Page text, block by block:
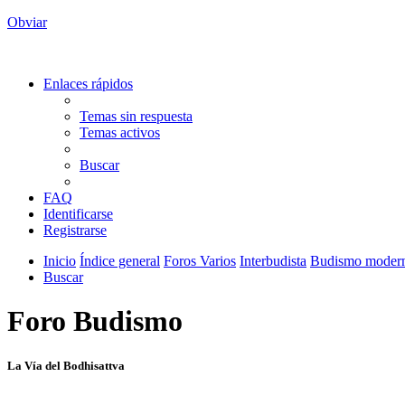
Obviar
Enlaces rápidos
Temas sin respuesta
Temas activos
Buscar
FAQ
Identificarse
Registrarse
Inicio Índice general Foros Varios Interbudista Budismo
Buscar
Foro Budismo
La Vía del Bodhisattva